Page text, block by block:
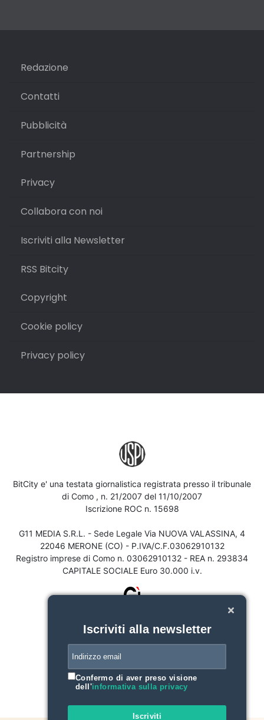
Redazione
Contatti
Pubblicità
Partnership
Privacy
Collabora con noi
Iscriviti alla Newsletter
RSS Bitcity
Copyright
Cookie policy
Privacy policy
BitCity e' una testata giornalistica registrata presso il tribunale
di Como , n. 21/2007 del 11/10/2007
Iscrizione ROC n. 15698
G11 MEDIA S.R.L. - Sede Legale Via NUOVA VALASSINA, 4
22046 MERONE (CO) - P.IVA/C.F.03062910132
Registro imprese di Como n. 03062910132 - REA n. 293834
CAPITALE SOCIALE Euro 30.000 i.v.
Iscriviti alla newsletter
Confermo di aver preso visione
dell'informativa sulla privacy
Iscriviti